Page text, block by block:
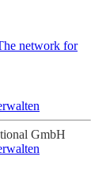
network for
GmbH